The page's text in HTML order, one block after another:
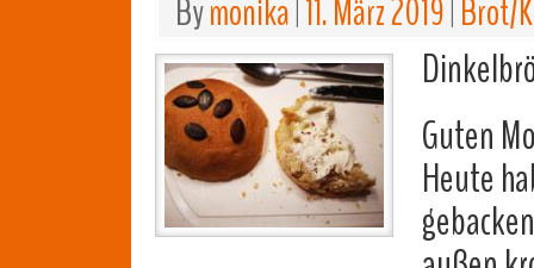
Bymonika 11. März 2019 Brot/
Guten
Heute